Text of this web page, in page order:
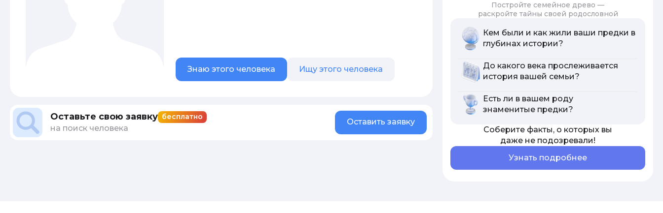
Знаю этого человека Ищу этого человека
Оставьте свою заявку бесплатно
на поиск человека
Оставить заявку
Постройте семейное древо —
раскройте тайны своей родословной
Кем были и как жили ваши предки в
глубинах истории?
До какого века прослеживается
история вашей семьи?
Есть ли в вашем роду
знаменитые предки?
Соберите факты, о которых вы
даже не подозревали!
Узнать подробнее